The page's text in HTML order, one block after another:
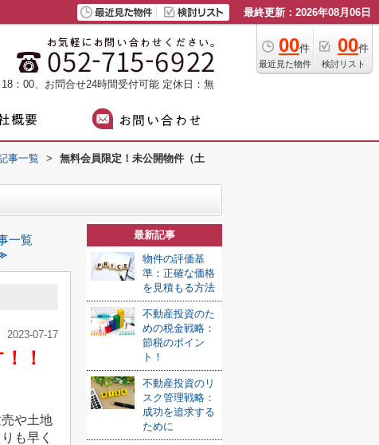
最終更新：2026年08月06日
00件
最近見た物件
00件
検討リスト
：00、お問合せ24時間受付可能 定休日：無
事一覧 >
無料会員限定！未公開物件（土
一覧
2023-07-17
！
や土地
も早く
最新記事
物件の評価基
準：正確な価格
を見積もる方法
不動産投資のた
めの税金戦略：
節税のポイン
ト！
不動産投資のリ
スク管理戦略：
成功を追求する
ために